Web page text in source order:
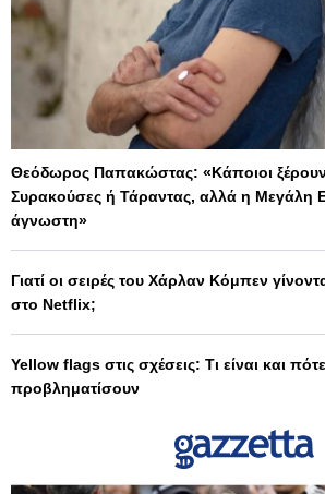
Θεόδωρος Παπακώστας: «Κάποιοι
Συρακούσες ή Τάραντας, αλλά η Μεγάλη
άγνωστη»
Γιατί οι σειρές του Χάρλαν Κόμπεν
στο Netflix;
Yellow flags στις σχέσεις: Τι είναι και
προβληματίσουν